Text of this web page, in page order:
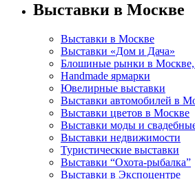
Выставки в Москве
Выставки в Москве
Выставки «Дом и Дача»
Блошиные рынки в Москве,
Handmade ярмарки
Ювелирные выставки
Выставки автомобилей в
Выставки цветов в Москве
Выставки моды и
Выставки недвижимости
Туристические выставки
Выставки “Охота-рыбалка”
Выставки в Экспоцентре